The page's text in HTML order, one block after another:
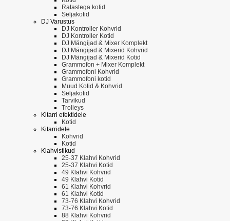
Ratastega kotid
Seljakotid
DJ Varustus
DJ Kontroller Kohvrid
DJ Kontroller Kotid
DJ Mängijad & Mixer Komplekt
DJ Mängijad & Mixerid Kohvrid
DJ Mängijad & Mixerid Kotid
Grammofon + Mixer Komplekt
Grammofoni Kohvrid
Grammofoni kotid
Muud Kotid & Kohvrid
Seljakotid
Tarvikud
Trolleys
Kitarri efektidele
Kotid
Kitarridele
Kohvrid
Kotid
Klahvistikud
25-37 Klahvi Kohvrid
25-37 Klahvi Kotid
49 Klahvi Kohvrid
49 Klahvi Kotid
61 Klahvi Kohvrid
61 Klahvi Kotid
73-76 Klahvi Kohvrid
73-76 Klahvi Kotid
88 Klahvi Kohvrid